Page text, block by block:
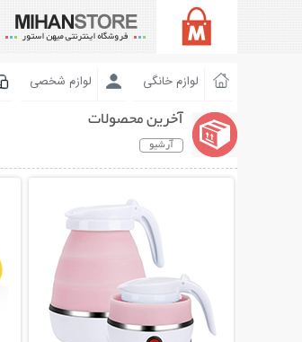
لوازم خانگی لوازم شخصی
آخرین محصولات
آرشیو